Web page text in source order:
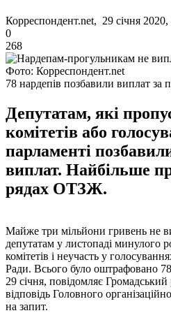
Корреспондент.net, 29 січня 2020,
0
268
Фото: Корреспондент.net
78 нардепів позбавили виплат за
Депутатам, які
комітетів або
парламенті
виплат. Найбільше
рядах ОТЗЖ.
Майже три мільйони гривень не
депутатам у листопаді минулого
комітетів і неучасть у
Ради. Всього було оштрафовано
29 січня, повідомляє Громадський
відповідь Головного
на запит.